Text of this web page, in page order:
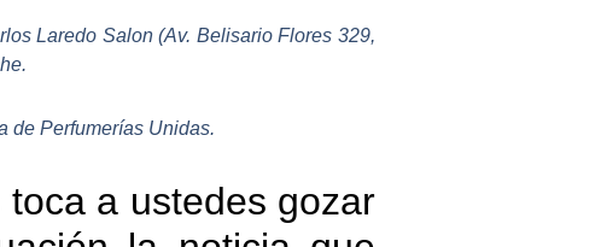
Laredo Salon (Av. Belisario Flores 329,
de Perfumerías Unidas.
a ustedes gozar